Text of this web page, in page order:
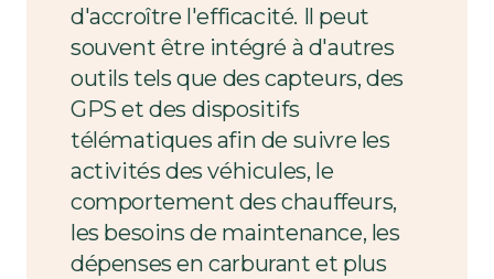
d'accroître l'efficacité. Il peut
souvent être intégré à d'autres
outils tels que des capteurs, des
GPS et des dispositifs
télématiques afin de suivre les
activités des véhicules, le
comportement des chauffeurs,
les besoins de maintenance, les
dépenses en carburant et plus